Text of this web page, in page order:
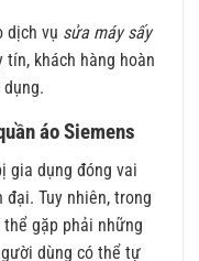
dịch vụ sửa máy sấy
khách hàng hoàn
áo Siemens
gia dụng đóng vai
Tuy nhiên, trong
gặp phải những
dùng có thể tự